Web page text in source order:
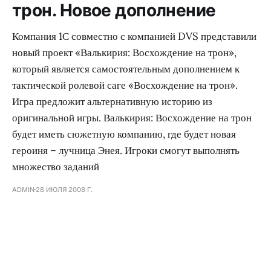
трон. Новое дополнение
Компания 1С совместно с компанией DVS представили
новый проект «Валькирия: Восхождение на трон»,
который является самостоятельным дополнением к
тактической ролевой саге «Восхождение на трон».
Игра предложит альтернативную историю из
оригинальной игры. Валькирия: Восхождение на трон
будет иметь сюжетную компанию, где будет новая
героиня – лучница Энея. Игроки смогут выполнять
множество заданий
ADMIN 28 ИЮЛЯ 2008 Г.